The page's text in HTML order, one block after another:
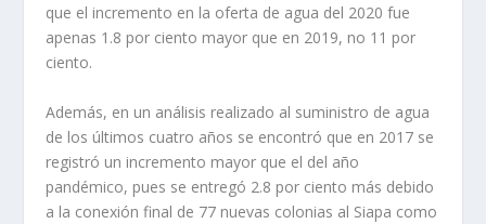
que el incremento en la oferta de agua del 2020 fue
apenas 1.8 por ciento mayor que en 2019, no 11 por
ciento.
Además, en un análisis realizado al suministro de agua
de los últimos cuatro años se encontró que en 2017 se
registró un incremento mayor que el del año
pandémico, pues se entregó 2.8 por ciento más debido
a la conexión final de 77 nuevas colonias al Siapa como